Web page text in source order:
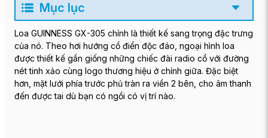
Mục lục
Loa GUINNESS GX-305 chính là thiết kế sang trọng đặc trưng
của nó. Theo hơi hướng cổ điển độc đáo, ngoại hình loa
được thiết kế gần giống những chiếc đài radio cổ với đường
nét tinh xảo cùng logo thương hiệu ở chính giữa. Đặc biệt
hơn, mặt lưới phía trước phủ tràn ra viền 2 bên, cho âm thanh
đến được tai dù bạn có ngồi có vị trí nào.